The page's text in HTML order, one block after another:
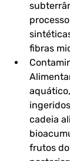
fibras
cadeia
frutos